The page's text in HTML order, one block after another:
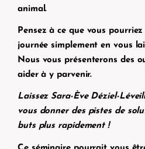
animal.
Pensez à ce que vous
journée simplement en vous
Nous vous présenterons des
aider à y parvenir.
Laissez Sara-Ève Déziel-
vous donner des pistes de
buts plus rapidement !